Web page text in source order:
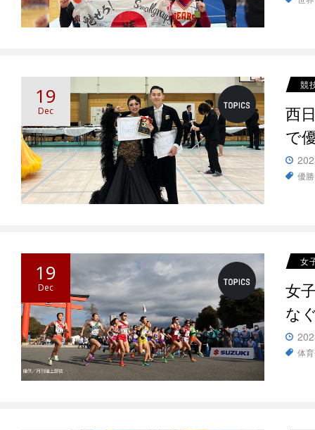
19
Dec
競
西
で
優勝
19
Dec
女
女
な
体